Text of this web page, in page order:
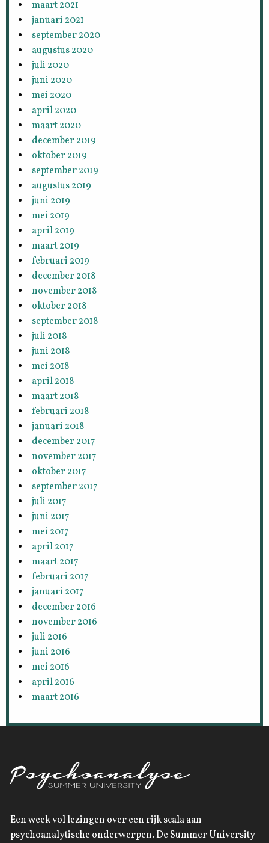
maart 2021
januari 2021
september 2020
augustus 2020
juli 2020
juni 2020
mei 2020
april 2020
maart 2020
december 2019
oktober 2019
september 2019
augustus 2019
juni 2019
mei 2019
april 2019
maart 2019
februari 2019
december 2018
november 2018
oktober 2018
september 2018
juli 2018
juni 2018
mei 2018
april 2018
maart 2018
februari 2018
januari 2018
december 2017
november 2017
oktober 2017
september 2017
juli 2017
juni 2017
mei 2017
april 2017
maart 2017
februari 2017
januari 2017
december 2016
november 2016
juli 2016
juni 2016
mei 2016
april 2016
maart 2016
Een week vol lezingen over een rijk scala aan
psychoanalytische onderwerpen. De Summer University